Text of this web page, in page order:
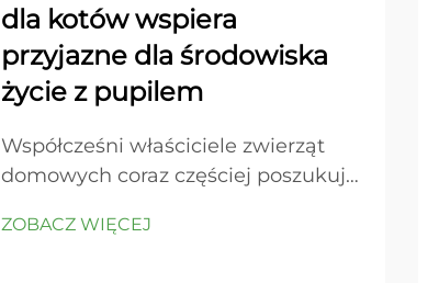
dla kotów wspiera
przyjazne dla środowiska
życie z pupilem
Współcześni właściciele zwierząt
domowych coraz częściej poszukują
odpowiadających ich wartościom
ZOBACZ WIĘCEJ